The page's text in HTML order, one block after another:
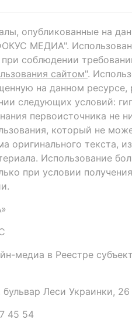
опубликованные на
МЕДИА".
соблюдении
сайтом".
на данном ресурсе,
следующих условий:
первоисточника не
который не
оригинального текста,
Использование
при условии
медиа в Реестре
бульвар Леси Украинки, 26
45 54